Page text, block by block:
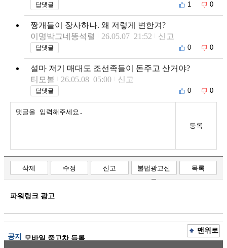
답댓글 1 0
짱개들이 장사하나. 왜 저렇게 변한겨?
이명박그네똥석렬
26.05.07 21:52 신고
답댓글 0 0
설마 저기 매대도 조선족들이 돈주고 산거야?
티모볼
26.05.08 05:00 신고
답댓글 0 0
등록
삭제 수정 신고
불법광고신
고
목록
파워링크 광고
공지 모바일 중고차 등록
맨위로